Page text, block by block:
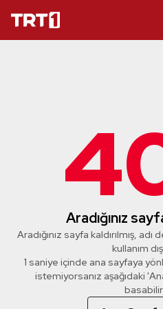
Aradığınız
Aradığınız sayfa kaldırılmış,
kullanım
1 saniye içinde ana sayfaya
istemiyorsanız aşağıdaki